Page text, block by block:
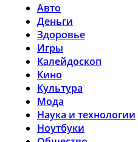
Авто
Деньги
Здоровье
Игры
Калейдоскоп
Кино
Культура
Мода
Наука и технологии
Ноутбуки